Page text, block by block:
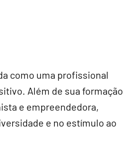
como uma profissional
Além de sua formação
e empreendedora,
e no estímulo ao